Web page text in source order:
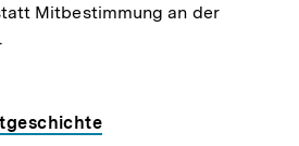
Mitbestimmung an der